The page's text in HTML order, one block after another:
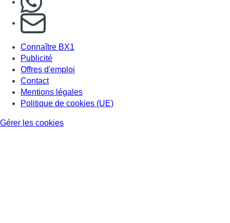
S'abonner à notre newsletter
Connaître BX1
Publicité
Offres d'emploi
Contact
Mentions légales
Politique de cookies (UE)
Gérer les cookies